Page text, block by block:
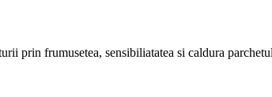
prin frumusetea, sensibiliatatea si caldura